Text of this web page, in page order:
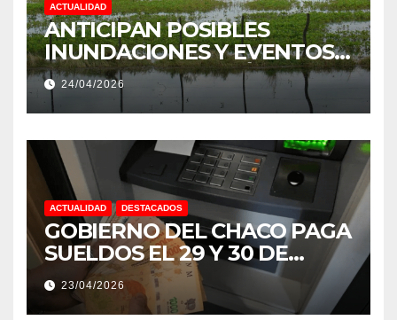
ACTUALIDAD
ANTICIPAN POSIBLES
INUNDACIONES Y EVENTOS
EXTREMOS: “PODRÍA SER UN
NIÑO MUY IMPORTANTE”
24/04/2026
ACTUALIDAD DESTACADOS
GOBIERNO DEL CHACO PAGA
SUELDOS EL 29 Y 30 DE
ABRIL, CON EL 2% DE
AUMENTO
23/04/2026